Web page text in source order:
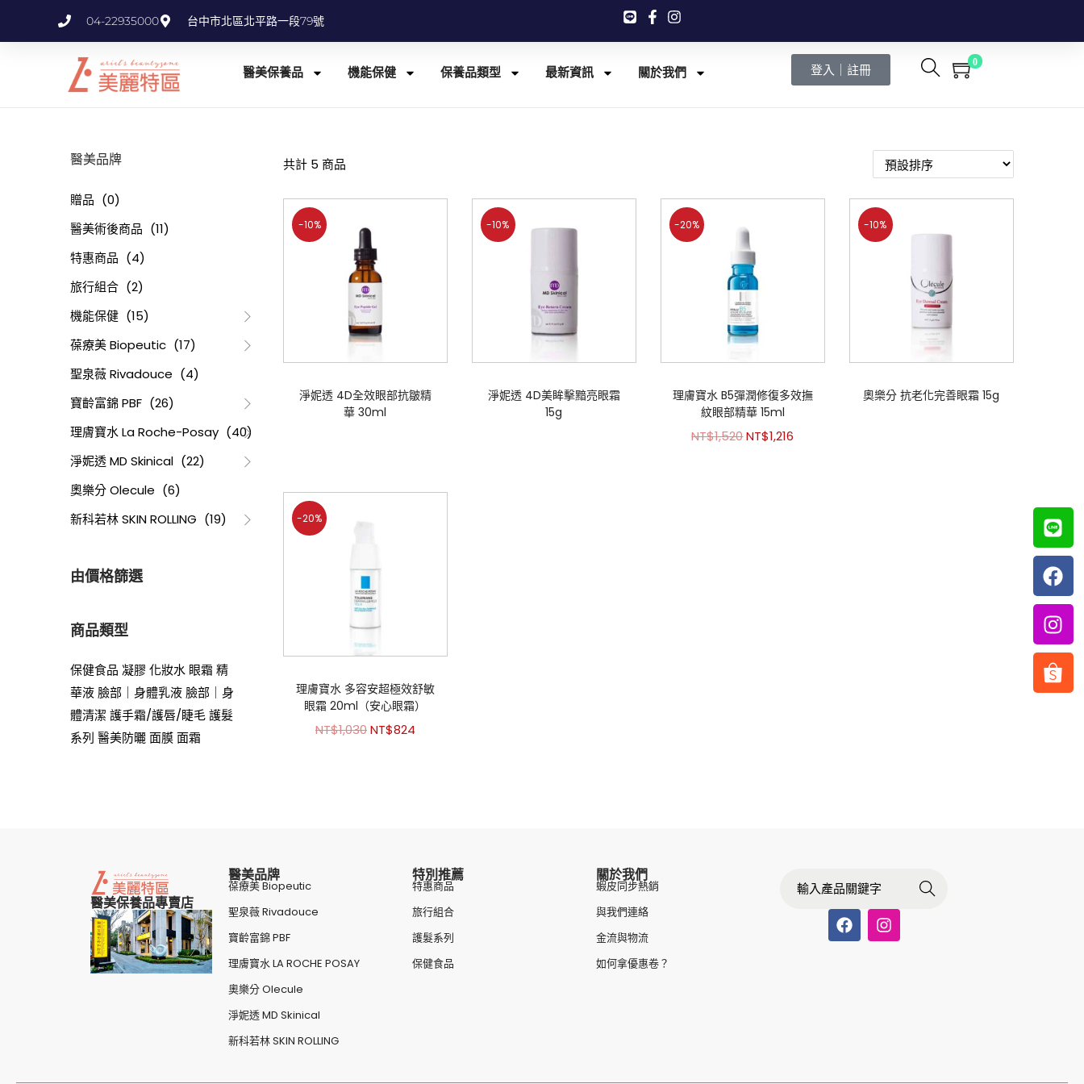
04-22935000 台中市北區北平路一段79號
醫美保養品 機能保健 保養品類型 最新資訊 關於我們 登入｜註冊 0
共計 5 商品
-10%
淨妮透 4D全效眼部抗皺精
華 30ml
-10%
淨妮透 4D美眸擊黯亮眼霜
15g
-20%
理膚寶水 B5彈潤修復多效撫
紋眼部精華 15ml
NT$1,520NT$1,216
-10%
奧樂分 抗老化完善眼霜 15g
-20%
理膚寶水 多容安超極效舒敏
眼霜 20ml（安心眼霜）
NT$1,030NT$824
醫美品牌
贈品 (0)
醫美術後商品 (11)
特惠商品 (4)
旅行組合 (2)
機能保健 (15)
葆療美 Biopeutic (17)
聖泉薇 Rivadouce (4)
寶齡富錦 PBF (26)
理膚寶水 La Roche-Posay (40)
淨妮透 MD Skinical (22)
奧樂分 Olecule (6)
新科若林 SKIN ROLLING (19)
由價格篩選
商品類型
保健食品 凝膠化妝水 眼霜 精
華液 臉部｜身體乳液 臉部｜身
體清潔 護手霜/護唇/睫毛護髮
系列 醫美防曬面膜面霜
醫美保養品專賣店
醫美品牌
葆療美 Biopeutic
聖泉薇 Rivadouce
寶齡富錦 PBF
理膚寶水 LA ROCHE POSAY
奧樂分 Olecule
淨妮透 MD Skinical
新科若林 SKIN ROLLING
特別推薦
特惠商品
旅行組合
護髮系列
保健食品
關於我們
蝦皮同步熱銷
與我們連絡
金流與物流
如何拿優惠卷？
Searc